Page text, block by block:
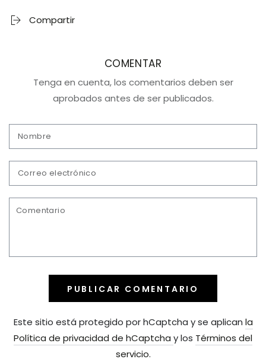
Compartir
COMENTAR
Tenga en cuenta, los comentarios deben ser
aprobados antes de ser publicados.
Nombre
Correo
electrónico
Comentario
PUBLICAR COMENTARIO
Este sitio está protegido por hCaptcha y se aplican la
Política de privacidad de hCaptcha y los Términos del
servicio.